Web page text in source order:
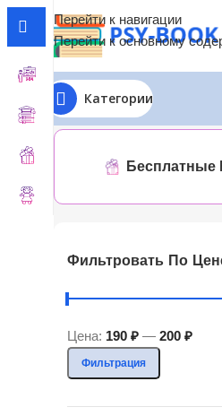
Перейти к навигации
Перейти к основному
Категории
Главная ЛИТРЕС
Бесплатные
Фильтровать По
Фильтрация
Цена: 190 ₽ — 200 ₽